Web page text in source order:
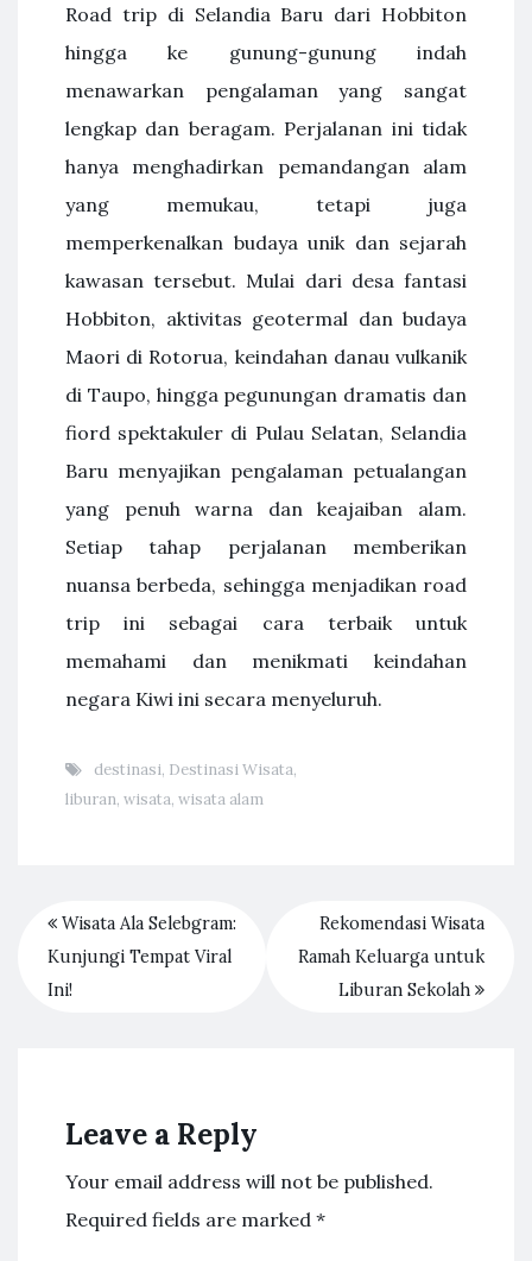
Road trip di Selandia Baru dari Hobbiton
hingga ke gunung-gunung indah
menawarkan pengalaman yang sangat
lengkap dan beragam. Perjalanan ini tidak
hanya menghadirkan pemandangan alam
yang memukau, tetapi juga
memperkenalkan budaya unik dan sejarah
kawasan tersebut. Mulai dari desa fantasi
Hobbiton, aktivitas geotermal dan budaya
Maori di Rotorua, keindahan danau vulkanik
di Taupo, hingga pegunungan dramatis dan
fiord spektakuler di Pulau Selatan, Selandia
Baru menyajikan pengalaman petualangan
yang penuh warna dan keajaiban alam.
Setiap tahap perjalanan memberikan
nuansa berbeda, sehingga menjadikan road
trip ini sebagai cara terbaik untuk
memahami dan menikmati keindahan
negara Kiwi ini secara menyeluruh.
destinasi, Destinasi Wisata,
liburan, wisata, wisata alam
Wisata Ala Selebgram:
Kunjungi Tempat Viral
Ini!
Rekomendasi Wisata
Ramah Keluarga untuk
Liburan Sekolah
Leave a Reply
Your email address will not be published.
Required fields are marked *